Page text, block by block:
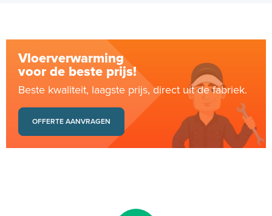
Vloerverwarming
voor de beste prijs!
Beste kwaliteit, laagste prijs, direct uit de fabriek.
OFFERTE AANVRAGEN